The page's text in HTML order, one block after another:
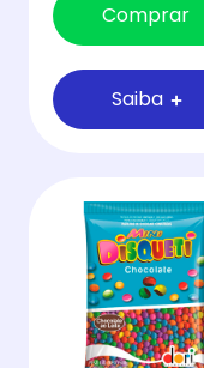
Comprar
Saiba